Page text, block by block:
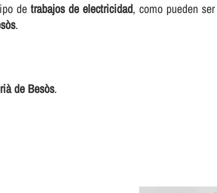
detrabajos de electricidad, como pueden ser
.
de Besòs.